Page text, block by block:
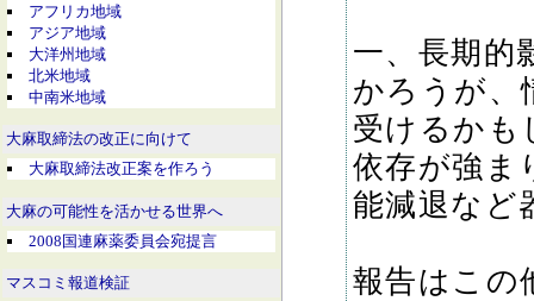
アフリカ地域
アジア地域
大洋州地域
北米地域
中南米地域
大麻取締法の改正に向けて
大麻取締法改正案を作ろう
大麻の可能性を活かせる世界へ
2008国連麻薬委員会宛提言
マスコミ報道検証
一、長期的
かろうが、
受けるかも
依存が強ま
能減退など
報告はこの